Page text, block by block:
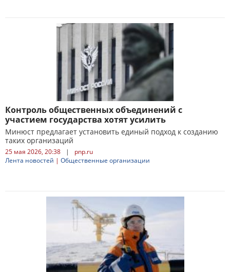
Контроль общественных объединений с
участием государства хотят усилить
Минюст предлагает установить единый подход к созданию
таких организаций
25 мая 2026, 20:38 |
pnp.ru
Лента новостей | Общественные организации